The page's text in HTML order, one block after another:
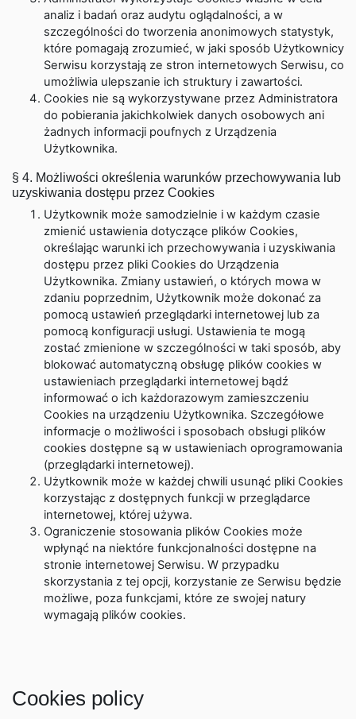
analiz i badań oraz audytu oglądalności, a w
szczególności do tworzenia anonimowych statystyk,
które pomagają zrozumieć, w jaki sposób Użytkownicy
Serwisu korzystają ze stron internetowych Serwisu, co
umożliwia ulepszanie ich struktury i zawartości.
Cookies nie są wykorzystywane przez Administratora
do pobierania jakichkolwiek danych osobowych ani
żadnych informacji poufnych z Urządzenia
Użytkownika.
§ 4. Możliwości określenia warunków przechowywania lub
uzyskiwania dostępu przez Cookies
Użytkownik może samodzielnie i w każdym czasie
zmienić ustawienia dotyczące plików Cookies,
określając warunki ich przechowywania i uzyskiwania
dostępu przez pliki Cookies do Urządzenia
Użytkownika. Zmiany ustawień, o których mowa w
zdaniu poprzednim, Użytkownik może dokonać za
pomocą ustawień przeglądarki internetowej lub za
pomocą konfiguracji usługi. Ustawienia te mogą
zostać zmienione w szczególności w taki sposób, aby
blokować automatyczną obsługę plików cookies w
ustawieniach przeglądarki internetowej bądź
informować o ich każdorazowym zamieszczeniu
Cookies na urządzeniu Użytkownika. Szczegółowe
informacje o możliwości i sposobach obsługi plików
cookies dostępne są w ustawieniach oprogramowania
(przeglądarki internetowej).
Użytkownik może w każdej chwili usunąć pliki Cookies
korzystając z dostępnych funkcji w przeglądarce
internetowej, której używa.
Ograniczenie stosowania plików Cookies może
wpłynąć na niektóre funkcjonalności dostępne na
stronie internetowej Serwisu. W przypadku
skorzystania z tej opcji, korzystanie ze Serwisu będzie
możliwe, poza funkcjami, które ze swojej natury
wymagają plików cookies.
Cookies policy